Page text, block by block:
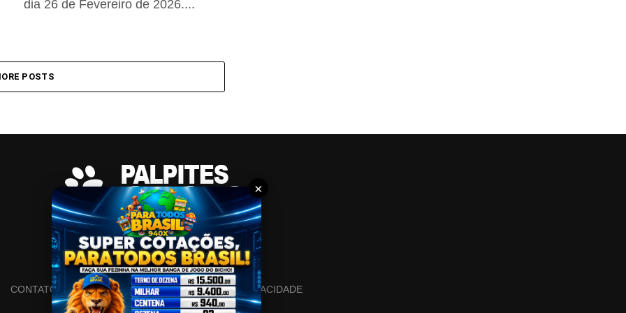
dia 26 de Fevereiro de 2026....
POSTS
CONTATO SITEMAP SOBRE POLÍTICA DE PRIVACIDADE
×